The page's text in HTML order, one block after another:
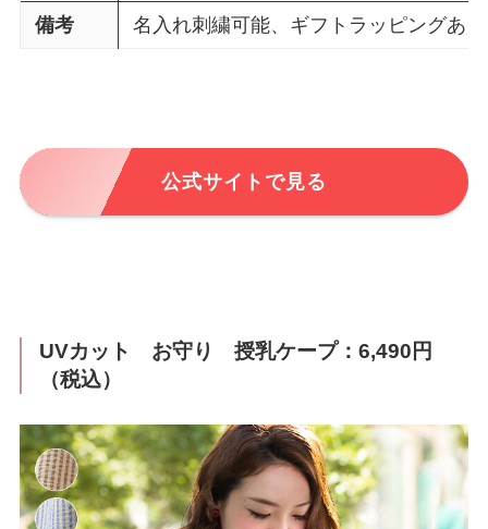
備考 名入れ刺繍可能、ギフトラッピングあ
公式サイトで見る
UVカット お守り 授乳ケープ：6,490円
（税込）